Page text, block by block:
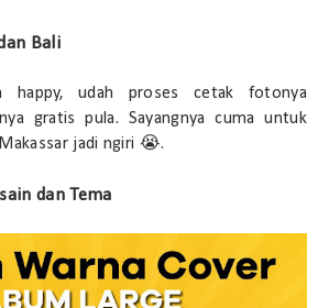
Bali
happy, udah proses cetak fotonya
gratis pula. Sayangnya cuma untuk
jadi ngiri 😭.
dan Tema